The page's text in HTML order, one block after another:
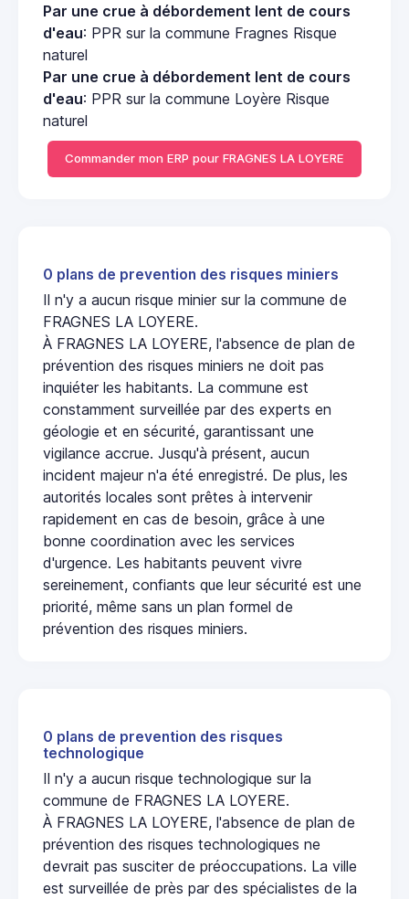
Par une crue à débordement lent de cours
d'eau: PPR sur la commune Fragnes Risque
naturel
Par une crue à débordement lent de cours
d'eau: PPR sur la commune Loyère Risque
naturel
Commander mon ERP pour FRAGNES LA LOYERE
0 plans de prevention des risques miniers
Il n'y a aucun risque minier sur la commune de
FRAGNES LA LOYERE.
À FRAGNES LA LOYERE, l'absence de plan de
prévention des risques miniers ne doit pas
inquiéter les habitants. La commune est
constamment surveillée par des experts en
géologie et en sécurité, garantissant une
vigilance accrue. Jusqu'à présent, aucun
incident majeur n'a été enregistré. De plus, les
autorités locales sont prêtes à intervenir
rapidement en cas de besoin, grâce à une
bonne coordination avec les services
d'urgence. Les habitants peuvent vivre
sereinement, confiants que leur sécurité est une
priorité, même sans un plan formel de
prévention des risques miniers.
0 plans de prevention des risques
technologique
Il n'y a aucun risque technologique sur la
commune de FRAGNES LA LOYERE.
À FRAGNES LA LOYERE, l'absence de plan de
prévention des risques technologiques ne
devrait pas susciter de préoccupations. La ville
est surveillée de près par des spécialistes de la